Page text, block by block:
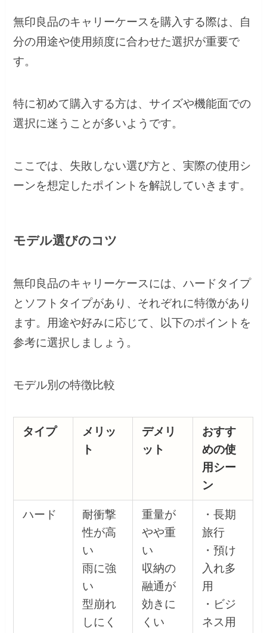
無印良品のキャリーケースを購入する際は、自
分の用途や使用頻度に合わせた選択が重要で
す。
特に初めて購入する方は、サイズや機能面での
選択に迷うことが多いようです。
ここでは、失敗しない選び方と、実際の使用シ
ーンを想定したポイントを解説していきます。
モデル選びのコツ
無印良品のキャリーケースには、ハードタイプ
とソフトタイプがあり、それぞれに特徴があり
ます。用途や好みに応じて、以下のポイントを
参考に選択しましょう。
モデル別の特徴比較
タイプ
メリッ
ト
デメリ
ット
おすす
めの使
用シー
ン
ハード
耐衝撃
性が高
い
雨に強
い
型崩れ
しにく
重量が
やや重
い
収納の
融通が
効きに
くい
・長期
旅行
・預け
入れ多
用
・ビジ
ネス用